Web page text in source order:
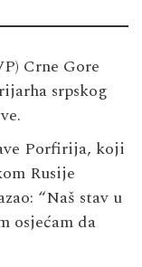
Crne Gore
srpskog
Porfirija, koji
Rusije
“Naš stav u
osjećam da